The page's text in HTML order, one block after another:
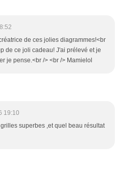
de ces jolies diagrammes!<br
de ce joli cadeau! J'ai prélevé et je
je pense.<br /> <br /> Mamielol
19:10
superbes ,et quel beau résultat